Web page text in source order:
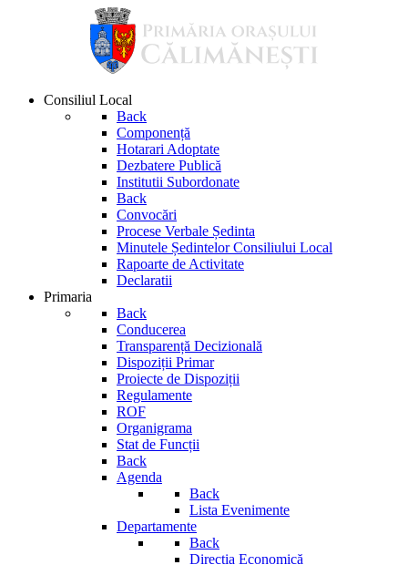
Consiliul Local
Back
Componență
Hotarari Adoptate
Dezbatere Publică
Institutii Subordonate
Back
Convocări
Procese Verbale Ședinta
Minutele Ședintelor Consiliului Local
Rapoarte de Activitate
Declaratii
Primaria
Back
Conducerea
Transparență Decizională
Dispoziții Primar
Proiecte de Dispoziții
Regulamente
ROF
Organigrama
Stat de Funcții
Back
Agenda
Back
Lista Evenimente
Departamente
Back
Direcția Economică